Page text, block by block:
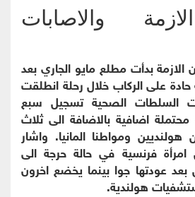
والاصابات
بدأت مطلع مايو الجاري بعد
على الركاب خلال رحلة انطلقت
السلطات الصحية تسجيل سبع
اضافية بالاضافة الى ثلاث
ومواطنا المانيا. واشار
فرنسية في حالة حرجة الى
عودتها جوا بينما يخضع اخرون
هولندية.